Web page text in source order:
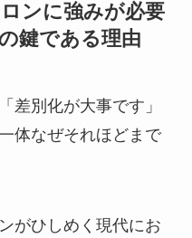
ンに強みが必要
鍵である理由
差別化が大事です」
体なぜそれほどまで
がひしめく現代にお